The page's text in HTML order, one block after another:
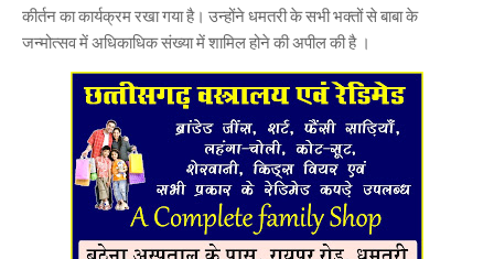
कीर्तन का कार्यक्रम रखा गया है। उन्होंने धमतरी के सभी भक्तों से बाबा के
जन्मोत्सव में अधिकाधिक संख्या में शामिल होने की अपील की है ।